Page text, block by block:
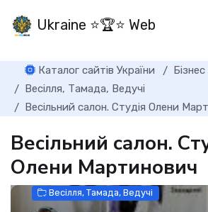
Ukraine ⭐🏆⭐ Web
Каталог сайтів України
Весілля, Тамада, Ведучі
Весільний салон. Студія Олени
Весільний салон.
Олени Мартинович
Весілля, Тамада, Ведучі